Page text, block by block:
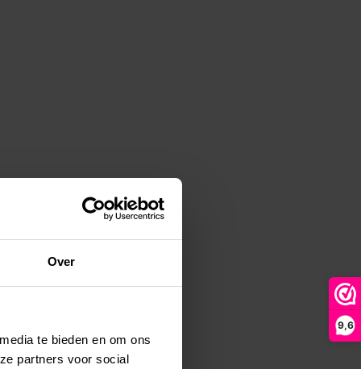
Over
te bieden en om ons
partners voor social
9,6